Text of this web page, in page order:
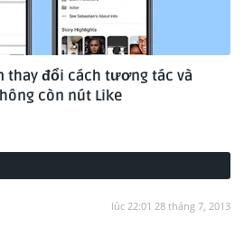
thay đổi cách tương tác và
còn nút Like
lúc 22:01 28 tháng 7, 2013